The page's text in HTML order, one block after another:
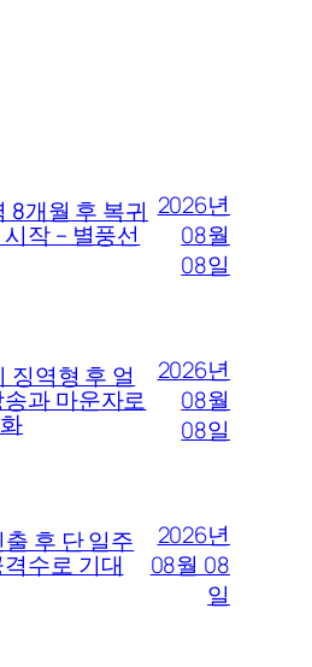
8개월 후 복귀
작 – 별풍선
2026년
08월
08일
징역형 후 얼
과 마운자로
2026년
08월
08일
후 단 일주
수로 기대
2026년
08월 08
일